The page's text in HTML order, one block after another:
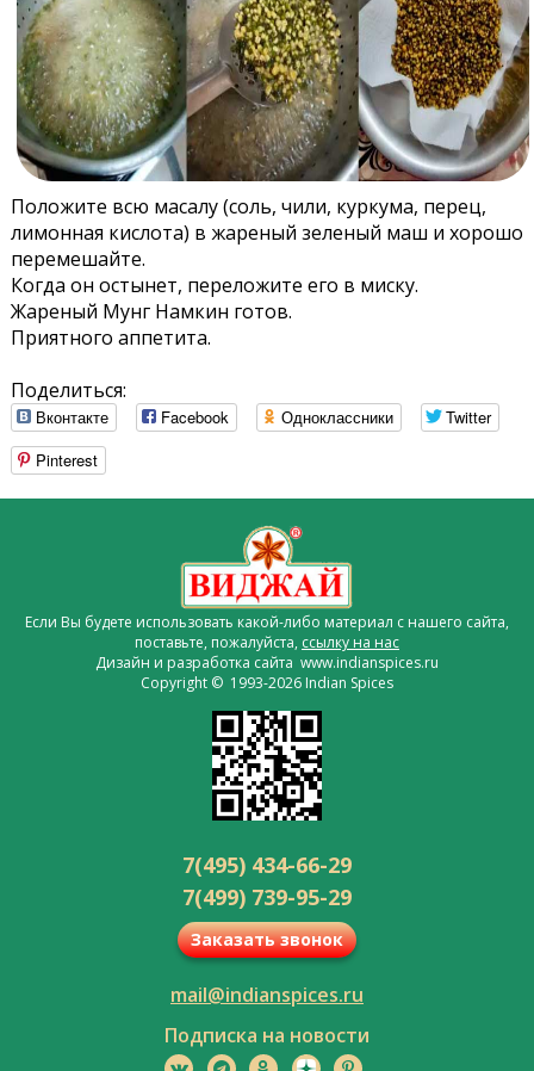
Положите всю масалу (соль, чили, куркума, перец,
лимонная кислота) в жареный зеленый маш и хорошо
перемешайте.
Когда он остынет, переложите его в миску.
Жареный Мунг Намкин готов.
Приятного аппетита.
Поделиться:
Вконтакте Facebook Одноклассники
Twitter
Pinterest
Если Вы будете использовать какой-либо материал с нашего сайта,
поставьте, пожалуйста, ссылку на нас
Дизайн и разработка сайта www.indianspices.ru
Copyright © 1993-2026 Indian Spices
7(495) 434-66-29
7(499) 739-95-29
Заказать звонок
mail@indianspices.ru
Подписка на новости